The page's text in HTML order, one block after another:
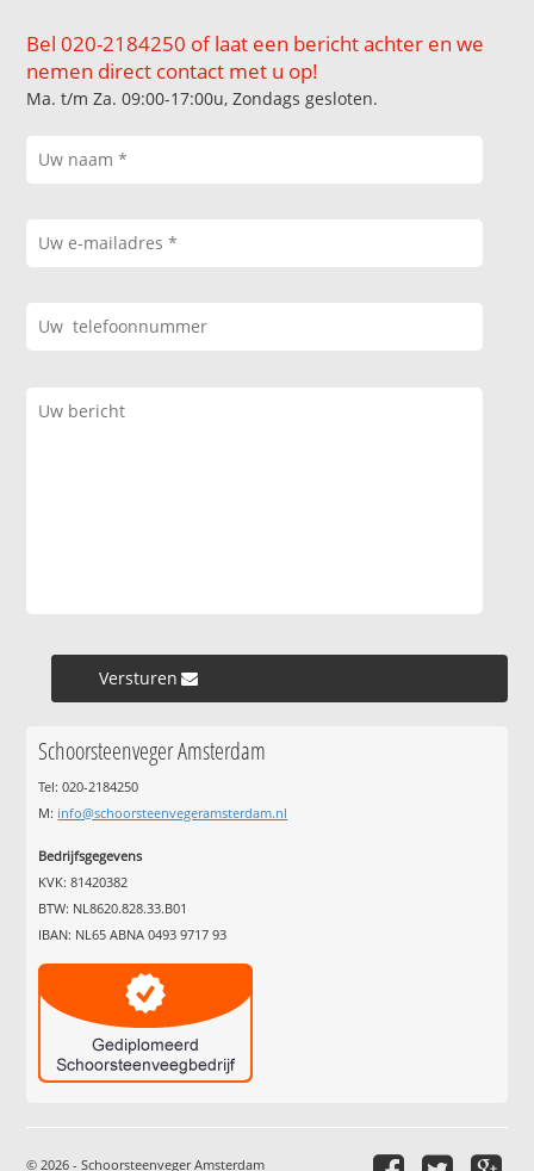
Bel 020-2184250 of laat een bericht achter en we
nemen direct contact met u op!
Ma. t/m Za. 09:00-17:00u, Zondags gesloten.
Versturen »
Schoorsteenveger Amsterdam
Tel: 020-2184250
M: info@schoorsteenvegeramsterdam.nl
Bedrijfsgegevens
KVK: 81420382
BTW: NL8620.828.33.B01
IBAN: NL65 ABNA 0493 9717 93
© 2026 - Schoorsteenveger Amsterdam